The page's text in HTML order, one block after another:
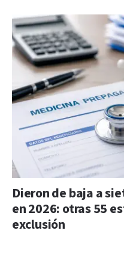
Dieron de baja a
en 2026: otras 55
exclusión